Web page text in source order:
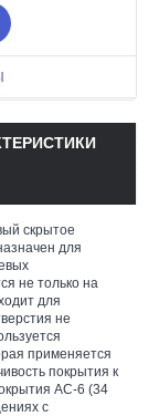
скрытое
для
не только на
для
не
применяется
покрытия к
АС-6 (34
с